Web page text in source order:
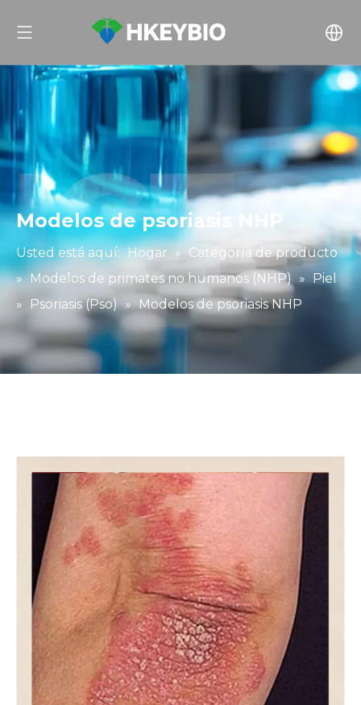
Modelos de psoriasis NHP
Usted está aquí: Hogar » Categoría de producto
» Modelos de primates no humanos (NHP) » Piel
»
Psoriasis (Pso) » Modelos de psoriasis NHP